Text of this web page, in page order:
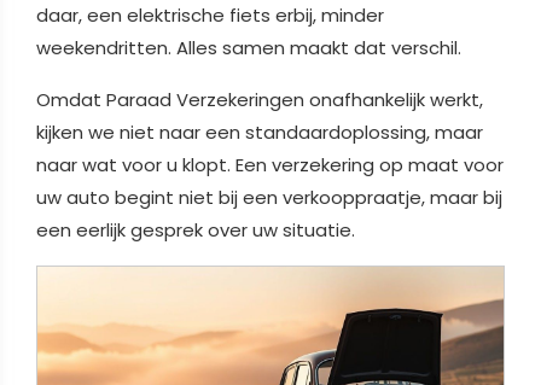
daar, een elektrische fiets erbij, minder
weekendritten. Alles samen maakt dat verschil.
Omdat Paraad Verzekeringen onafhankelijk werkt,
kijken we niet naar een standaardoplossing, maar
naar wat voor u klopt. Een verzekering op maat voor
uw auto begint niet bij een verkooppraatje, maar bij
een eerlijk gesprek over uw situatie.